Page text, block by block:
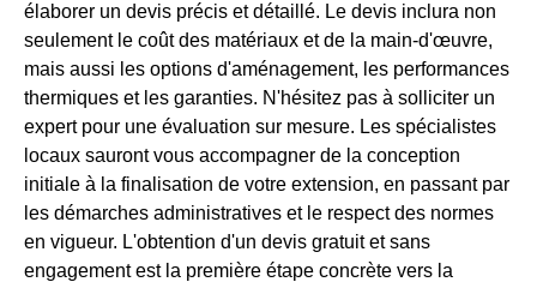
élaborer un devis précis et détaillé. Le devis inclura non
seulement le coût des matériaux et de la main-d'œuvre,
mais aussi les options d'aménagement, les performances
thermiques et les garanties. N'hésitez pas à solliciter un
expert pour une évaluation sur mesure. Les spécialistes
locaux sauront vous accompagner de la conception
initiale à la finalisation de votre extension, en passant par
les démarches administratives et le respect des normes
en vigueur. L'obtention d'un devis gratuit et sans
engagement est la première étape concrète vers la